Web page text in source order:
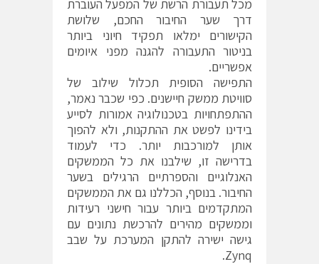
מכל תעבורת הרשת של המפעל העוברת
דרך שער החיבור החכם, שלושת
הקישורים ימלאו תפקיד חיוני ביותר
בניטור התעבורה להגנה מפני איומים
אפשריים.
התפישה הסופית תכלול שילוב של
סוויטת ממשק חיישנים. כפי שכבר נאמר,
ההתפתחויות בטכנולוגיה אמורות לסייע
בידינו לפשט את ההתקנות, ולא להפוך
אותן למורכבות יותר. כדי לעמוד
בדרישה זו, שילבנו את כל הממשקים
האנלוגיים והספרתיים הרגילים בשער
החיבור. בנוסף, הכללנו גם את הממשקים
המתקדמים ביותר עבור חישני רעידות
וממשקים מהירים להרכשת נתונים עם
גישה ישירה להתקן המערכת על שבב
Zynq.